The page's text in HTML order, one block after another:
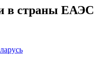
в страны ЕАЭС